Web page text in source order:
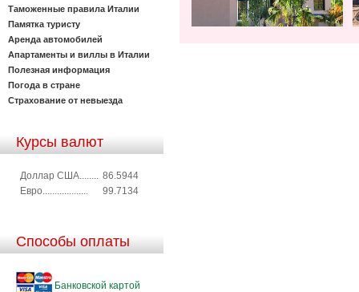
Таможенные правила Италии
Памятка туристу
Аренда автомобилей
Апартаменты и виллы в Италии
Полезная информация
Погода в стране
Страхование от невыезда
Курсы валют
Доллар США........ 86.5944
Евро...................
99.7134
Способы оплаты
Банковской картой